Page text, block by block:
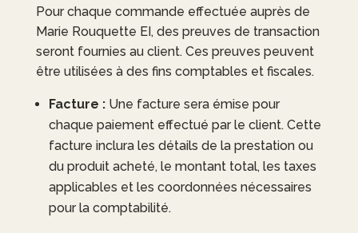
Pour chaque commande effectuée auprès de
Marie Rouquette EI, des preuves de transaction
seront fournies au client. Ces preuves peuvent
être utilisées à des fins comptables et fiscales.
Facture :Une facture sera émise pour
chaque paiement effectué par le client. Cette
facture inclura les détails de la prestation ou
du produit acheté, le montant total, les taxes
applicables et les coordonnées nécessaires
pour la comptabilité.